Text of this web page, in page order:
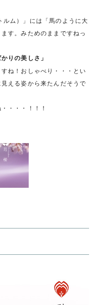
ム）」には「馬のように大
す。みためのままですねっ
りの美しさ」
ね！おしゃべり・・・とい
える姿から来たんだそうで
・・・！！！